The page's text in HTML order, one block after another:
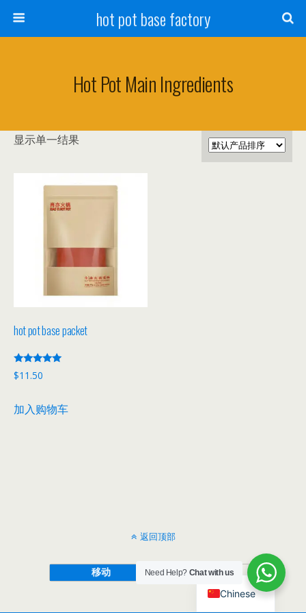
hot pot base factory
Hot Pot Main Ingredients
显示单一结果
hot pot base packet
评分
5.00
$11.50
加入购物车
返回顶部
移动 桌面
Need Help? Chat with us
Chinese